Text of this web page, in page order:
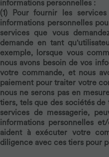
informations personnelles :
(1)
Pour fournir les services
informations personnelles
services que vous
demande en tant
exemple, lorsque vous
nous avons besoin de vos
votre commande, et nous
paiement pour traiter votre
nous ne serons pas en
tiers, tels que des sociétés
services de messagerie,
informations personnelles
aident à exécuter votre
diligence avec ces tiers pour